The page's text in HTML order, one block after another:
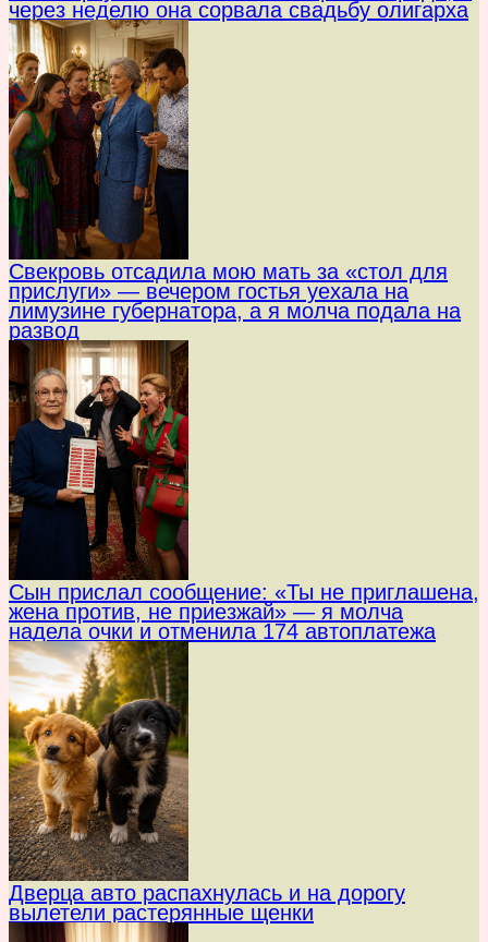
через неделю она сорвала свадьбу олигарха
Свекровь отсадила мою мать за «стол для
прислуги» — вечером гостья уехала на
лимузине губернатора, а я молча подала на
развод
Сын прислал сообщение: «Ты не приглашена,
жена против, не приезжай» — я молча
надела очки и отменила 174 автоплатежа
Дверца авто распахнулась и на дорогу
вылетели растерянные щенки